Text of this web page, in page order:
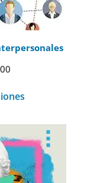
Rango
precios:
desde
€69.00
hasta
€99.00